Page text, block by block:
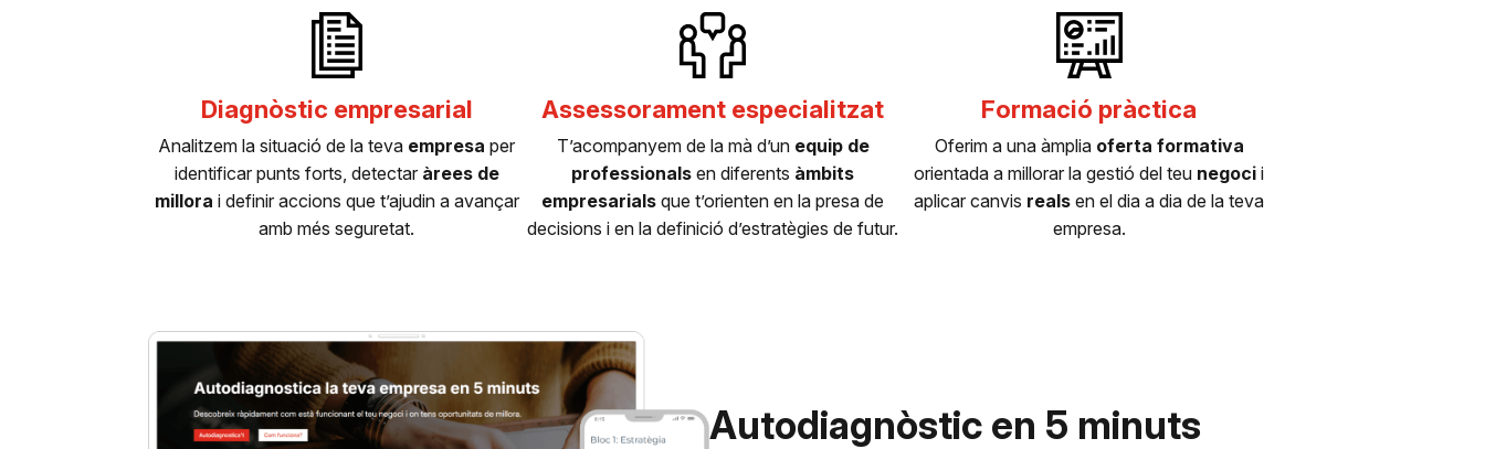
Diagnòstic empresarial
Analitzem la situació de la teva empresa per
identificar punts forts, detectar àrees de
millora i definir accions que t’ajudin a avançar
amb més seguretat.
Assessorament especialitzat
T’acompanyem de la mà d’un equip de
professionals en diferents àmbits
empresarials que t’orienten en la presa de
decisions i en la definició d’estratègies de futur.
Formació pràctica
Oferim a una àmplia oferta formativa
orientada a millorar la gestió del teu negoci i
aplicar canvis reals en el dia a dia de la teva
empresa.
Autodiagnòstic en 5 minuts